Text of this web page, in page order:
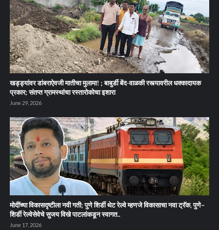
खड्ड्यांवर डांबराऐवजी मातीचा मुलामा! ; बाबुर्डी बेंद-वाळकी रस्त्यावरील धक्कादायक
प्रकार; संतप्त ग्रामस्थांचा रस्तारोकोचा इशारा
June 29, 2026
मोदींच्या विकासदृष्टीला नवी गती; पुणे शिर्डी थेट रेल्वे म्हणजे विकासाचा नवा ट्रॅक, पुणे–
शिर्डी रेल्वेसेवेचे सुजय विखे पाटलांकडून स्वागत..
June 17, 2026